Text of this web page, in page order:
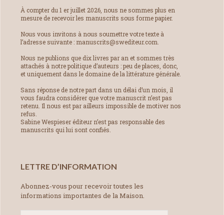
À compter du 1 er juillet 2026, nous ne sommes plus en
mesure de recevoir les manuscrits sous forme papier.
Nous vous invitons à nous soumettre votre texte à
l’adresse suivante : manuscrits@swediteur.com.
Nous ne publions que dix livres par an et sommes très
attachés à notre politique d’auteurs : peu de places, donc,
et uniquement dans le domaine de la littérature générale.
Sans réponse de notre part dans un délai d’un mois, il
vous faudra considérer que votre manuscrit n’est pas
retenu. Il nous est par ailleurs impossible de motiver nos
refus.
Sabine Wespieser éditeur n’est pas responsable des
manuscrits qui lui sont confiés.
LETTRE D’INFORMATION
Abonnez-vous pour recevoir toutes les
informations importantes de la Maison.